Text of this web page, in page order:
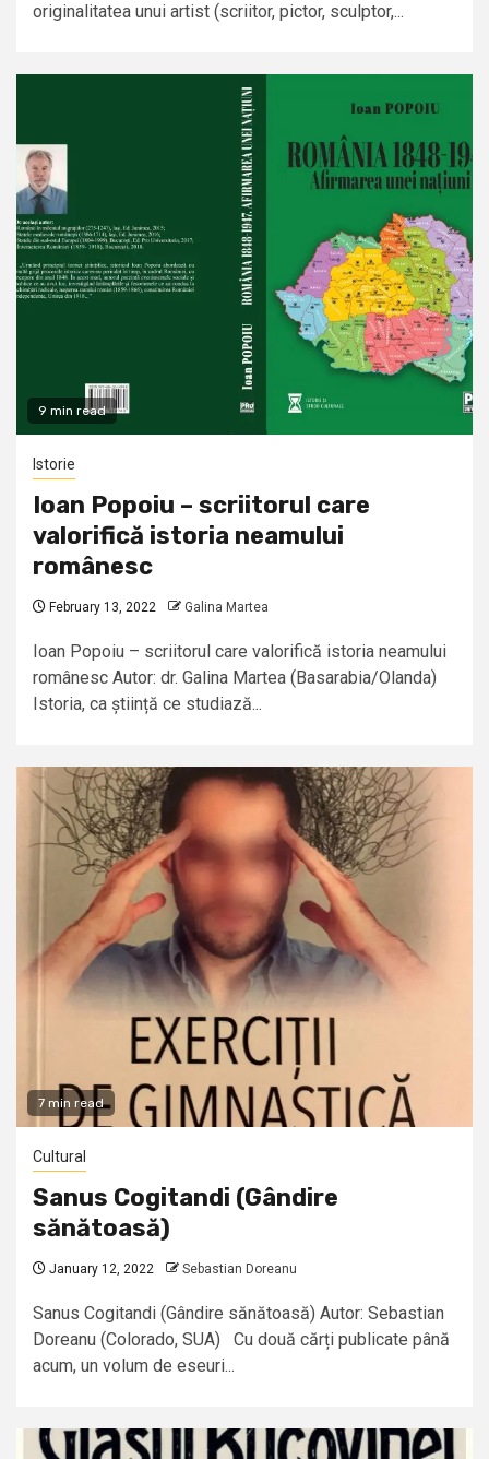
originalitatea unui artist (scriitor, pictor, sculptor,...
9 min read
Istorie
Ioan Popoiu – scriitorul care
valorifică istoria neamului
românesc
February 13, 2022 Galina Martea
Ioan Popoiu – scriitorul care valorifică istoria neamului
românesc Autor: dr. Galina Martea (Basarabia/Olanda)
Istoria, ca știință ce studiază...
7 min read
Cultural
Sanus Cogitandi (Gândire
sănătoasă)
January 12, 2022 Sebastian Doreanu
Sanus Cogitandi (Gândire sănătoasă) Autor: Sebastian
Doreanu (Colorado, SUA) Cu două cărți publicate până
acum, un volum de eseuri...